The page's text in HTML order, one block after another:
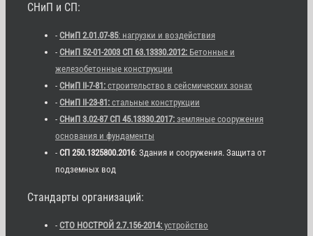
СНиП и СП:
- СНиП 2.01.07-85: нагрузки и воздействия
- СНиП 52-01-2003 СП 63.13330.2012: Бетонные и
железобетонные конструкции
- СНиП II-7-81: строительство в сейсмических зонах
- СНиП II-23-81: стальные конструкции
- СНиП 3.02-87 СП 45.13330.2017: земляные сооружения
основания и фундаменты
- СП 250.1325800.2016: Здания и сооружения. Защита от
подземных вод
Стандарты организаций:
- СТО НОСТРОЙ 2.7.156-2014: устройство